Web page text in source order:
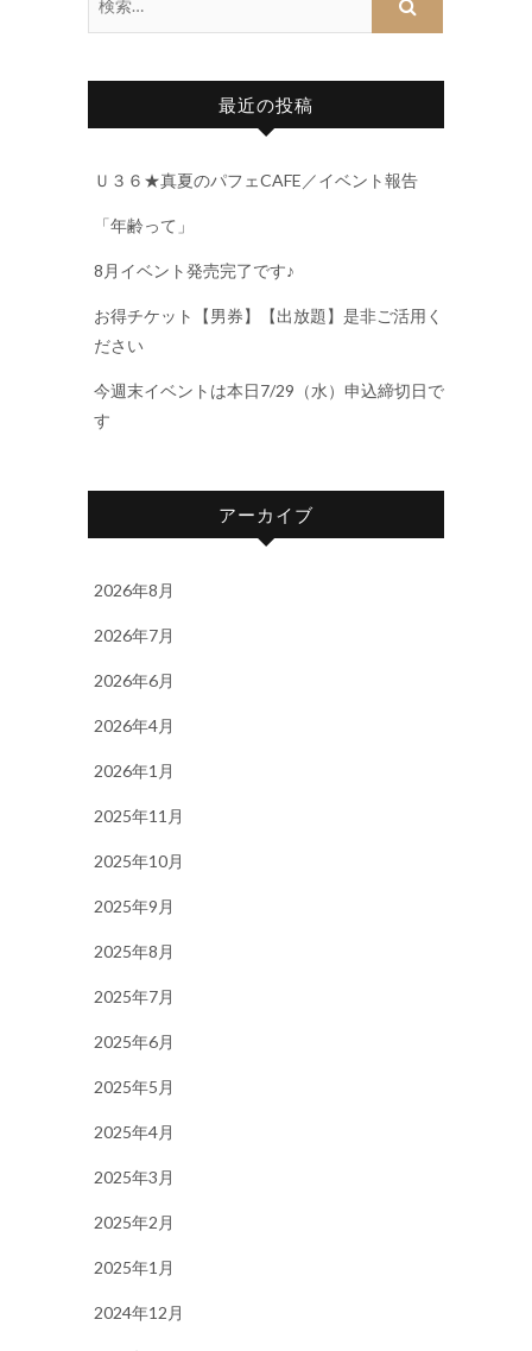
最近の投稿
Ｕ３６★真夏のパフェCAFE／イベント報告
「年齢って」
8月イベント発売完了です♪
お得チケット【男券】【出放題】是非ご活用く
ださい
今週末イベントは本日7/29（水）申込締切日で
す
アーカイブ
2026年8月
2026年7月
2026年6月
2026年4月
2026年1月
2025年11月
2025年10月
2025年9月
2025年8月
2025年7月
2025年6月
2025年5月
2025年4月
2025年3月
2025年2月
2025年1月
2024年12月